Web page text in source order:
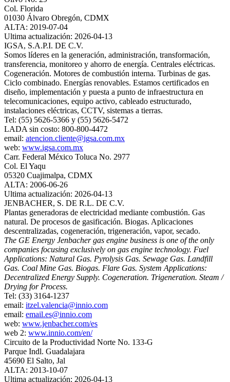
Col. Florida
01030 Álvaro Obregón, CDMX
ALTA: 2019-07-04
Ultima actualización: 2026-04-13
IGSA, S.A.P.I. DE C.V.
Somos líderes en la generación, administración, transformación,
transferencia, monitoreo y ahorro de energía. Centrales eléctricas.
Cogeneración. Motores de combustión interna. Turbinas de gas.
Ciclo combinado. Energías renovables. Estamos certificados en
diseño, implementación y puesta a punto de infraestructura en
telecomunicaciones, equipo activo, cableado estructurado,
instalaciones eléctricas, CCTV, sistemas a tierras.
Tel: (55) 5626-5366 y (55) 5626-5472
LADA sin costo: 800-800-4472
email: atencion.cliente@igsa.com.mx
web: www.igsa.com.mx
Carr. Federal México Toluca No. 2977
Col. El Yaqu
05320 Cuajimalpa, CDMX
ALTA: 2006-06-26
Ultima actualización: 2026-04-13
JENBACHER, S. DE R.L. DE C.V.
Plantas generadoras de electricidad mediante combustión. Gas
natural. De procesos de gasificación. Biogas. Aplicaciones
descentralizadas, cogeneración, trigeneración, vapor, secado.
The GE Energy Jenbacher gas engine business is one of the only
companies focusing exclusively on gas engine technology. Fuel
Applications: Natural Gas. Pyrolysis Gas. Sewage Gas. Landfill
Gas. Coal Mine Gas. Biogas. Flare Gas. System Applications:
Decentralized Energy Supply. Cogeneration. Trigeneration. Steam /
Drying for Process.
Tel: (33) 3164-1237
email: itzel.valencia@innio.com
email: email.es@innio.com
web: www.jenbacher.com/es
web 2: www.innio.com/en/
Circuito de la Productividad Norte No. 133-G
Parque Indl. Guadalajara
45690 El Salto, Jal
ALTA: 2013-10-07
Ultima actualización: 2026-04-13